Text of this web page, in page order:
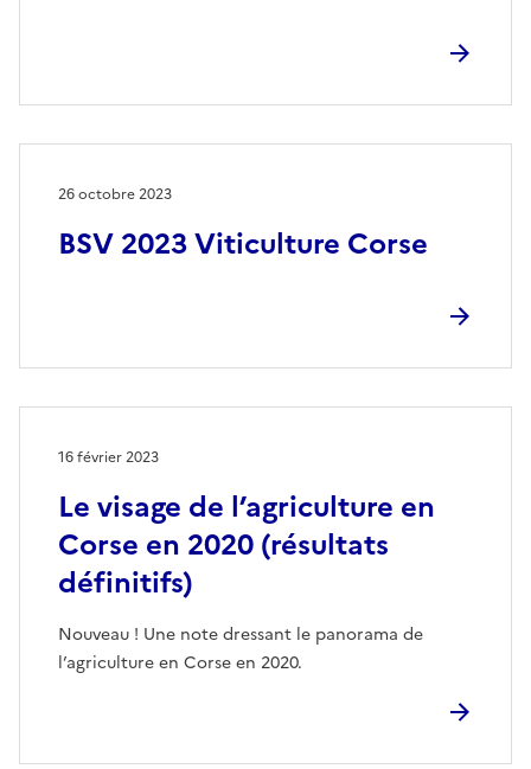
BSV 2023 Viticulture Corse
26 octobre 2023
Le visage de l’agriculture en
Corse en 2020 (résultats
définitifs)
16 février 2023
Nouveau ! Une note dressant le panorama de
l’agriculture en Corse en 2020.